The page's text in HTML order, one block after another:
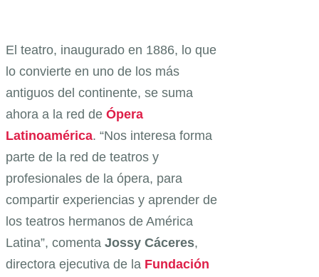
El teatro, inaugurado en 1886, lo que
lo convierte en uno de los más
antiguos del continente, se suma
ahora a la red de Ópera
Latinoamérica. “Nos interesa forma
parte de la red de teatros y
profesionales de la ópera, para
compartir experiencias y aprender de
los teatros hermanos de América
Latina”, comenta Jossy Cáceres,
directora ejecutiva de la Fundación